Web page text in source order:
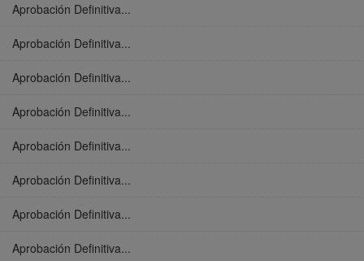
Aprobación Definitiva...
Aprobación Definitiva...
Aprobación Definitiva...
Aprobación Definitiva...
Aprobación Definitiva...
Aprobación Definitiva...
Aprobación Definitiva...
Aprobación Definitiva...